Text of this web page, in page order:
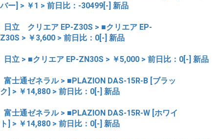
バー] > ￥1 > 前日比：-30499[-] 新品
日立 クリエア EP-Z30S > ■クリエア EP-
Z30S > ￥3,600 > 前日比：0[-] 新品
日立 > ■クリエア EP-ZN30S > ￥5,000 > 前日比：0[-] 新品
富士通ゼネラル > ■PLAZION DAS-15R-B [ブラッ
ク] > ￥14,880 > 前日比：0[-] 新品
富士通ゼネラル > ■PLAZION DAS-15R-W [ホワイ
ト] > ￥14,880 > 前日比：0[-] 新品